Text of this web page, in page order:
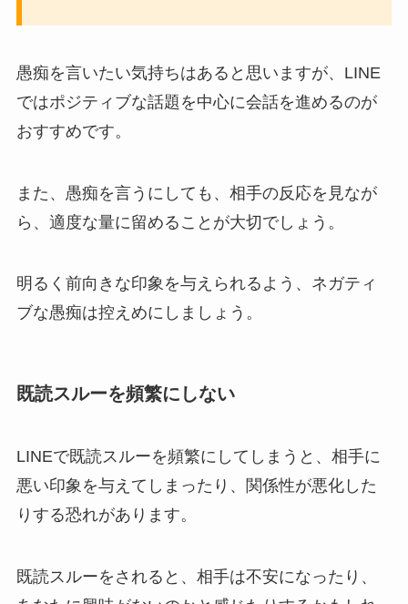
愚痴を言いたい気持ちはあると思いますが、LINE
ではポジティブな話題を中心に会話を進めるのが
おすすめです。
また、愚痴を言うにしても、相手の反応を見なが
ら、適度な量に留めることが大切でしょう。
明るく前向きな印象を与えられるよう、ネガティ
ブな愚痴は控えめにしましょう。
既読スルーを頻繁にしない
LINEで既読スルーを頻繁にしてしまうと、相手に
悪い印象を与えてしまったり、関係性が悪化した
りする恐れがあります。
既読スルーをされると、相手は不安になったり、